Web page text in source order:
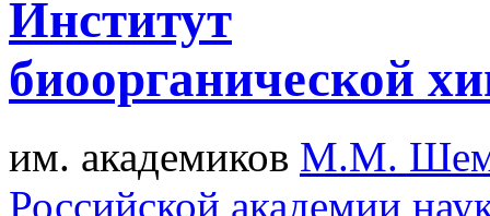
Институт
биоорганической
им. академиков М.М.
Российской академии